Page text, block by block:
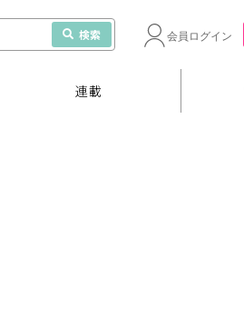
検索 会員ログイン
連載